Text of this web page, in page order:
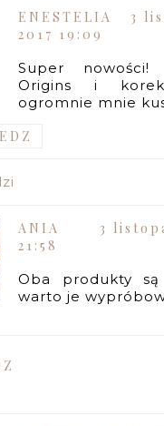
ENESTELIA
3
2017 19:09
Super nowości!
Origins i
ogromnie mnie
ANIA
3
21:58
Oba produkty
warto je